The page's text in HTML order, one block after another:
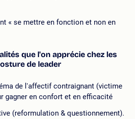
« se mettre en fonction et non en
que l'on apprécie chez les
de leader
de l'affectif contraignant (victime
gagner en confort et en efficacité
(reformulation & questionnement).